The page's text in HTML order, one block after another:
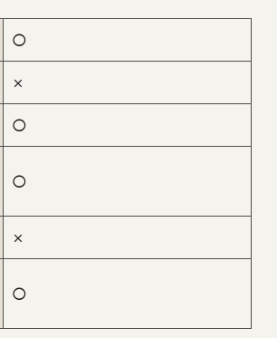
◯
×
◯
◯
×
◯